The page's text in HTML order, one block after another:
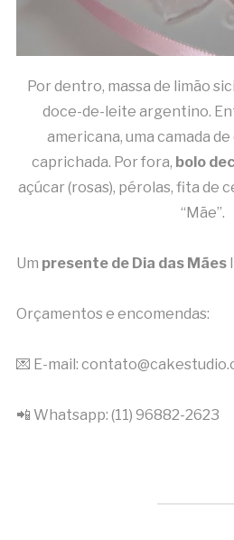
Por dentro, massa de limão
doce-de-leite argentino.
americana, uma camada
caprichada. Por fora, bolo
açúcar (rosas), pérolas, fita de
“Mãe”.
Um presente de Dia das Mães
Orçamentos e encomendas:
💌 E-mail:
📲 Whatsapp: (11) 96882-2623